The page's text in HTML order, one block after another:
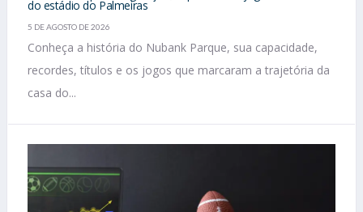
do estádio do Palmeiras
5 DE AGOSTO DE 2026
Conheça a história do Nubank Parque, sua capacidade,
recordes, títulos e os jogos que marcaram a trajetória da
casa do...